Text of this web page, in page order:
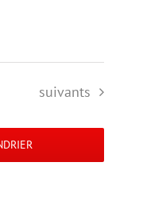
Évènements
suivants